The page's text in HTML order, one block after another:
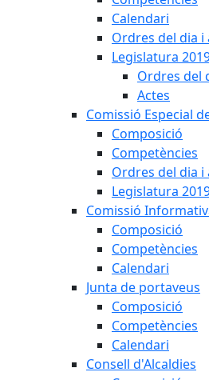
Calendari
Ordres del dia i
Legislatura
Ordres del
Actes
Comissió Especial
Composició
Competències
Ordres del dia i
Legislatura
Comissió
Composició
Competències
Calendari
Junta de portaveus
Composició
Competències
Calendari
Consell d'Alcaldies